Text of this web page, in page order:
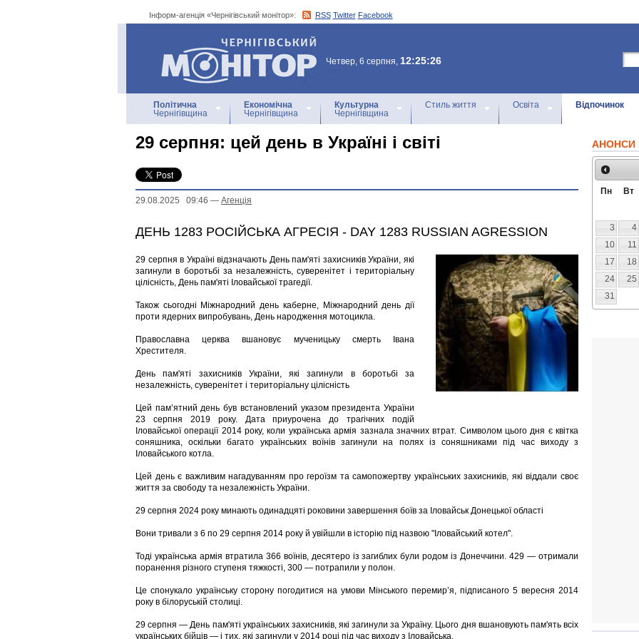
Інформ-агенція «Чернігівський монітор»: RSS Twitter Facebook
Інформ-агенція
«Чернігівський монітор»
Четвер, 6 серпня, 12:25:26
Політична
Чернігівщина
Економічна
Чернігівщина
Культурна
Чернігівщина
Стиль життя Освіта Відпочинок
29 серпня: цей день в Україні і світі
29.08.2025 09:46 — Агенцiя
ДЕНЬ 1283 РОСІЙСЬКА АГРЕСІЯ - DAY 1283 RUSSIAN AGRESSION
29 серпня в Україні відзначають День пам'яті захисників України, які
загинули в боротьбі за незалежність, суверенітет і територіальну
цілісність, День пам'яті Іловайської трагедії.
Також сьогодні Міжнародний день каберне, Міжнародний день дії
проти ядерних випробувань, День народження мотоцикла.
Православна церква вшановує мученицьку смерть Івана
Хрестителя.
День пам'яті захисників України, які загинули в боротьбі за
незалежність, суверенітет і територіальну цілісність
Цей пам’ятний день був встановлений указом президента України
23 серпня 2019 року. Дата приурочена до трагічних подій
Іловайської операції 2014 року, коли українська армія зазнала значних втрат. Символом цього дня є квітка
соняшника, оскільки багато українських воїнів загинули на полях із соняшниками під час виходу з
Іловайського котла.
Цей день є важливим нагадуванням про героїзм та самопожертву українських захисників, які віддали своє
життя за свободу та незалежність України.
29 серпня 2024 року минають одинадцяті роковини завершення боїв за Іловайськ Донецької області
Вони тривали з 6 по 29 серпня 2014 року й увійшли в історію під назвою "Іловайський котел".
Тоді українська армія втратила 366 воїнів, десятеро із загиблих були родом із Донеччини. 429 — отримали
поранення різного ступеня тяжкості, 300 — потрапили у полон.
Це спонукало українську сторону погодитися на умови Мінського перемир’я, підписаного 5 вересня 2014
року в білоруській столиці.
29 серпня — День пам'яті українських захисників, які загинули за Україну. Цього дня вшановують пам'ять всіх
українських бійців — і тих, які загинули у 2014 році під час виходу з Іловайська.
АНОНСИ
Пн Вт
3
4
10
11
17
18
24
25
31